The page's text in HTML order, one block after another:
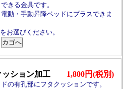
きる金具です。
動・手動昇降ベッドにプラスできま
お選びください。
ッション加工 1,800円(税別)
の有孔部にフタクッションです。